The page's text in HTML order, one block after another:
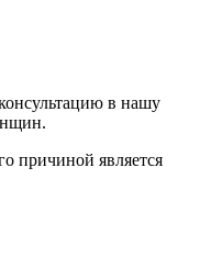
в нашу
причиной является